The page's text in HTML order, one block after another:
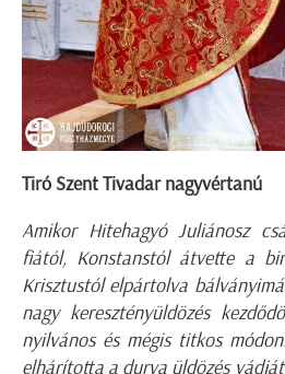
Tiró Szent Tivadar nagyvértanú
Amikor Hitehagyó Juliánosz
fiától, Konstanstól átvette a
Krisztustól elpártolva
nagy keresztényüldözés
nyilvános és mégis titkos
elhárította a durva üldözés